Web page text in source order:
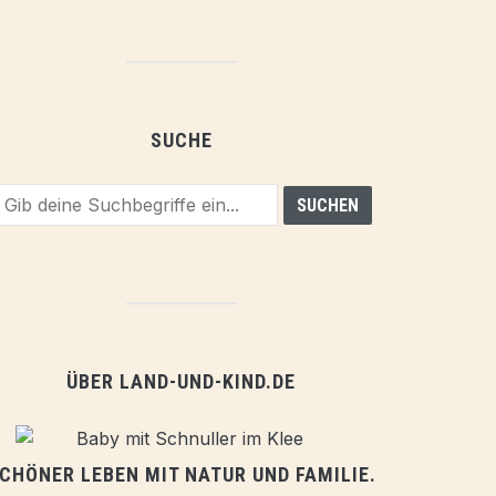
SUCHE
ÜBER LAND-UND-KIND.DE
LEBEN MIT NATUR UND FAMILIE.